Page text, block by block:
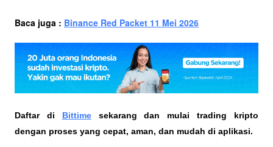
Baca juga : Binance Red Packet 11 Mei 2026
Daftar di Bittime sekarang dan mulai trading kripto
dengan proses yang cepat, aman, dan mudah di aplikasi.